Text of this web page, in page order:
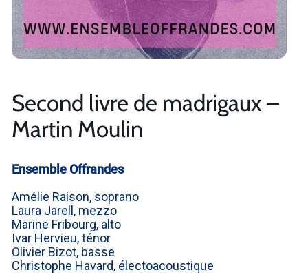
Second livre de madrigaux –
Martin Moulin
Ensemble Offrandes
Amélie Raison, soprano
Laura Jarell, mezzo
Marine Fribourg, alto
Ivar Hervieu, ténor
Olivier Bizot, basse
Christophe Havard, électoacoustique